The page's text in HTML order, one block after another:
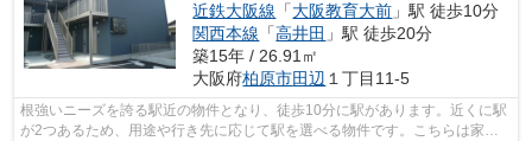
近鉄大阪線 「大阪教育大前 」駅 徒歩10分
関西本線 「高井田 」駅 徒歩20分
築15年 / 26.91㎡
大阪府柏原市田辺 １丁目11-5
根強いニーズを誇る駅近の物件となり、徒歩10分に駅があります。近くに駅
が2つあるため、用途や行き先に応じて駅を選べる物件です。こちらは家賃